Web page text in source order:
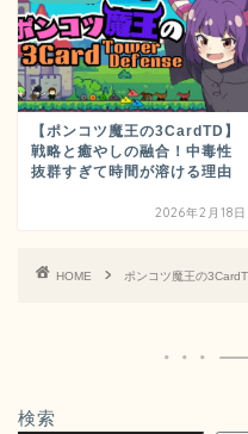
【ポンコツ魔王の3CardTD】
戦略と癒やしの融合！中毒性
抜群すぎて時間が溶ける理由
2026年2月18日
HOME ポンコツ魔王の
検索